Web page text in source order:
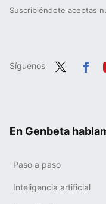
Suscribiéndote aceptas
Síguenos
En Genbeta
Paso a paso
Inteligencia artificial